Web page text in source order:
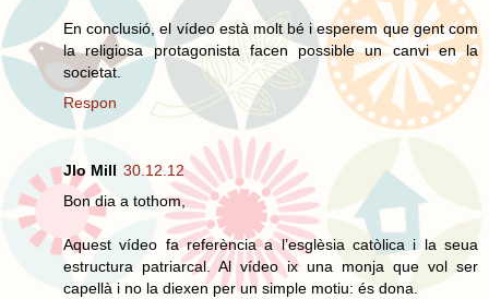
En conclusió, el vídeo està molt bé i esperem que gent com
la religiosa protagonista facen possible un canvi en la
societat.
Respon
Jlo Mill 30.12.12
Bon dia a tothom,
Aquest vídeo fa referència a l’esglèsia catòlica i la seua
estructura patriarcal. Al vídeo ix una monja que vol ser
capellà i no la diexen per un simple motiu: és dona.